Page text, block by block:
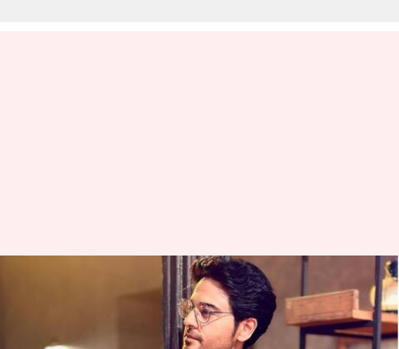
गौरव खन्ना ने छोड़ा 'अनुपमा', रूपाली
गांगुली के साथ अनबन पर कही ये
बात